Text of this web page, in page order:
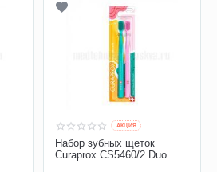
AКЦИЯ
Набор зубных щеток
Curaprox CS5460/2 Duo